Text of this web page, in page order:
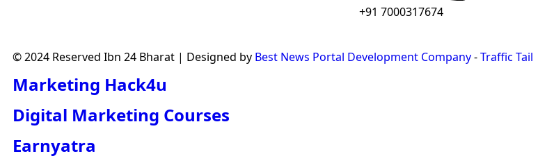
+91 7000317674
© 2024 Reserved Ibn 24 Bharat | Designed by Best News Portal Development Company-Traffic Tail
Marketing Hack4u
Digital Marketing Courses
Earnyatra